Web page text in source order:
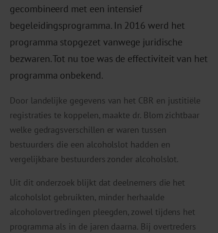
gecombineerd met een intensief
begeleidingsprogramma. In 2016 werd het
programma stopgezet vanwege juridische
bezwaren. Tot nu toe was de effectiviteit van het
programma onbekend.
Door landelijke gegevens van het CBR en justitiële
registraties te koppelen, maakte dr. Blom zichtbaar
welke gedragsverschillen er waren tussen
bestuurders die een alcoholslot hadden en
vergelijkbare bestuurders zonder alcoholslot.
Uit dit onderzoek blijkt dat deelnemers die het
alcoholslot gebruikten, minder herhaalde
alcoholovertredingen pleegden, zowel tijdens het
programma als in de jaren daarna. Bij overtreders